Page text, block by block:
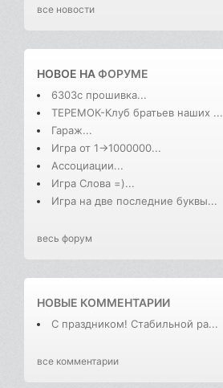
все новости
НОВОЕ НАФОРУМЕ
6303с прошивка...
ТЕРЕМОК-Клуб братьев наших ...
Гараж...
Игра от 1->1000000...
Ассоциации...
Игра Слова =)...
Игра на две последние буквы...
весь форум
НОВЫЕ КОММЕНТАРИИ
С праздником! Стабильной ра...
все комментарии